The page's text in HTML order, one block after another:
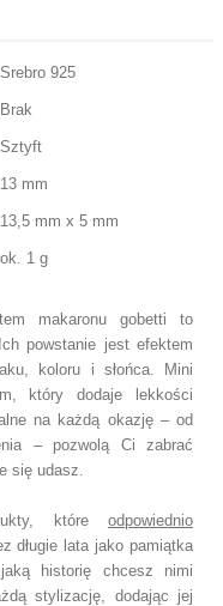
Srebro 925
Brak
Sztyft
13 mm
13,5 mm x 5 mm
ok. 1 g
makaronu gobetti to
powstanie jest efektem
koloru i słońca. Mini
który dodaje lekkości
na każdą okazję – od
– pozwolą Ci zabrać
się udasz.
które odpowiednio
długie lata jako pamiątka
historię chcesz nimi
stylizację, dodając jej